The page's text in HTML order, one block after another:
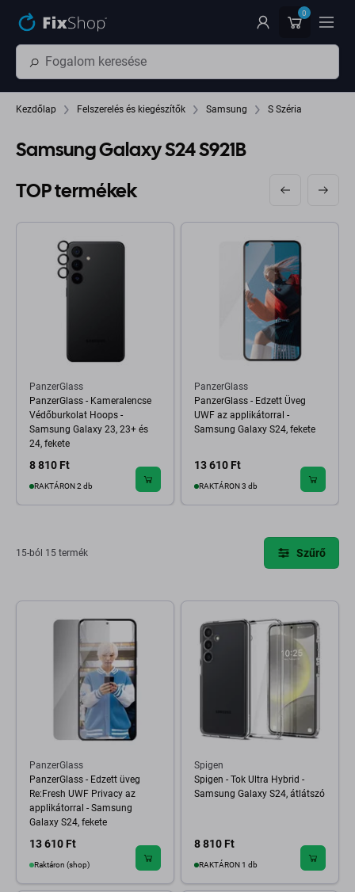
0
Kezdőlap Felszerelés és kiegészítők Samsung S Széria
Samsung Galaxy S24 S921B
TOP termékek
PanzerGlass
PanzerGlass - Kameralencse
Védőburkolat Hoops -
Samsung Galaxy 23, 23+ és
24, fekete
8 810 Ft
RAKTÁRON 2 db
PanzerGlass
PanzerGlass - Edzett Üveg
UWF az applikátorral -
Samsung Galaxy S24, fekete
13 610 Ft
RAKTÁRON 3 db
15-ból 15 termék Szűrő
PanzerGlass
PanzerGlass - Edzett üveg
Re:Fresh UWF Privacy az
applikátorral - Samsung
Galaxy S24, fekete
13 610 Ft
Raktáron (shop)
Spigen
Spigen - Tok Ultra Hybrid -
Samsung Galaxy S24, átlátszó
8 810 Ft
RAKTÁRON 1 db